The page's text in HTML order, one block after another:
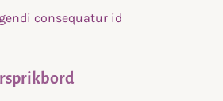
consequatur id